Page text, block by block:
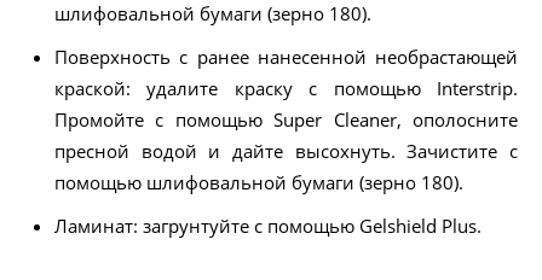
шлифовальной бумаги (зерно 180).
Поверхность с ранее нанесенной необрастающей
краской: удалите краску с помощью Interstrip.
Промойте с помощью Super Cleaner, ополосните
пресной водой и дайте высохнуть. Зачистите с
помощью шлифовальной бумаги (зерно 180).
Ламинат: загрунтуйте с помощью Gelshield Plus.